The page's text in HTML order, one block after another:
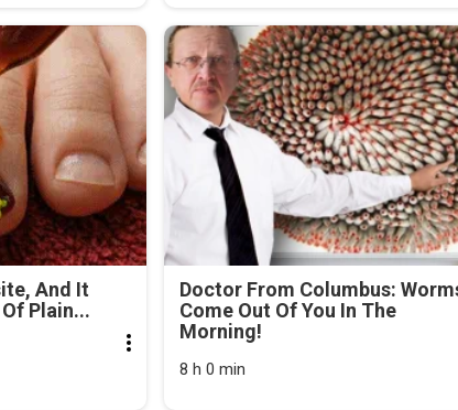
And It
Plain...
Doctor From Columbus:
Come Out Of You In The
Morning!
8 h 0 min